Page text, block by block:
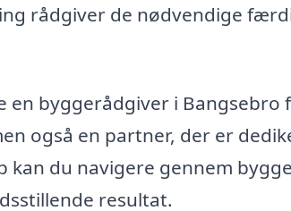
rådgiver de nødvendige
en byggerådgiver i
også en partner, der er
kan du navigere gennem
resultat.